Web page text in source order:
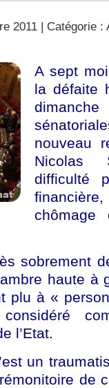
2011 | Catégorie :
A sept
la défaite
nouveau
Nicolas
difficulté
chômage
sobrement
haute à
plu à «
l’Etat.
un
de